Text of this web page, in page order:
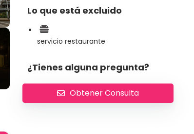
Lo que está excluido
servicio restaurante
¿Tienes alguna pregunta?
Obtener Consulta